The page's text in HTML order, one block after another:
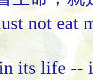
not eat
its life --